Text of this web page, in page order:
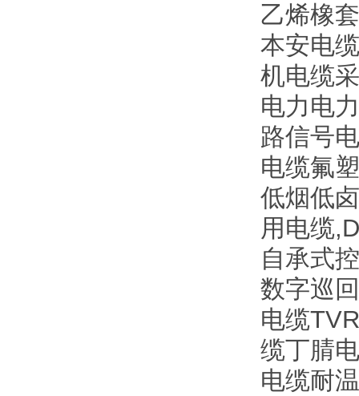
乙烯橡
本安电
机电缆
电力电
路信号
电缆氟
低烟低
用电缆
自承式
数字巡
电缆
缆丁腈
电缆耐